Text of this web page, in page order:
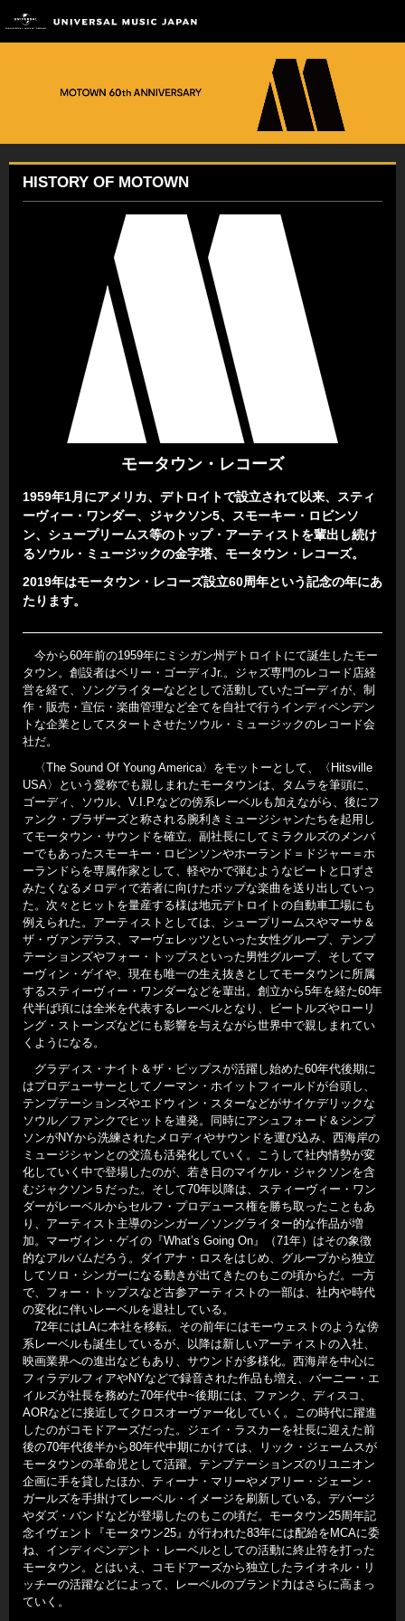
HISTORY OF MOTOWN
モータウン・レコーズ
1959年1月にアメリカ、デトロイトで設立されて以来、スティ
ーヴィー・ワンダー、ジャクソン5、スモーキー・ロビンソ
ン、シュープリームス等のトップ・アーティストを輩出し続け
るソウル・ミュージックの金字塔、モータウン・レコーズ。
2019年はモータウン・レコーズ設立60周年という記念の年にあ
たります。
今から60年前の1959年にミシガン州デトロイトにて誕生したモー
タウン。創設者はベリー・ゴーディJr.。ジャズ専門のレコード店経
営を経て、ソングライターなどとして活動していたゴーディが、制
作・販売・宣伝・楽曲管理など全てを自社で行うインディペンデン
トな企業としてスタートさせたソウル・ミュージックのレコード会
社だ。
〈The Sound Of Young America〉をモットーとして、〈Hitsville
USA〉という愛称でも親しまれたモータウンは、タムラを筆頭に、
ゴーディ、ソウル、V.I.P.などの傍系レーベルも加えながら、後にフ
ァンク・ブラザーズと称される腕利きミュージシャンたちを起用し
てモータウン・サウンドを確立。副社長にしてミラクルズのメンバ
ーでもあったスモーキー・ロビンソンやホーランド＝ドジャー＝ホ
ーランドらを専属作家として、軽やかで弾むようなビートと口ずさ
みたくなるメロディで若者に向けたポップな楽曲を送り出していっ
た。次々とヒットを量産する様は地元デトロイトの自動車工場にも
例えられた。アーティストとしては、シュープリームスやマーサ＆
ザ・ヴァンデラス、マーヴェレッツといった女性グループ、テンプ
テーションズやフォー・トップスといった男性グループ、そしてマ
ーヴィン・ゲイや、現在も唯一の生え抜きとしてモータウンに所属
するスティーヴィー・ワンダーなどを輩出。創立から5年を経た60年
代半ば頃には全米を代表するレーベルとなり、ビートルズやローリ
ング・ストーンズなどにも影響を与えながら世界中で親しまれてい
くようになる。
グラディス・ナイト＆ザ・ピップスが活躍し始めた60年代後期に
はプロデューサーとしてノーマン・ホイットフィールドが台頭し、
テンプテーションズやエドウィン・スターなどがサイケデリックな
ソウル／ファンクでヒットを連発。同時にアシュフォード＆シンプ
ソンがNYから洗練されたメロディやサウンドを運び込み、西海岸の
ミュージシャンとの交流も活発化していく。こうして社内情勢が変
化していく中で登場したのが、若き日のマイケル・ジャクソンを含
むジャクソン５だった。そして70年以降は、スティーヴィー・ワン
ダーがレーベルからセルフ・プロデュース権を勝ち取ったこともあ
り、アーティスト主導のシンガー／ソングライター的な作品が増
加。マーヴィン・ゲイの『What’s Going On』（71年）はその象徴
的なアルバムだろう。ダイアナ・ロスをはじめ、グループから独立
してソロ・シンガーになる動きが出てきたのもこの頃からだ。一方
で、フォー・トップスなど古参アーティストの一部は、社内や時代
の変化に伴いレーベルを退社している。
72年にはLAに本社を移転。その前年にはモーウェストのような傍
系レーベルも誕生しているが、以降は新しいアーティストの入社、
映画業界への進出などもあり、サウンドが多様化。西海岸を中心に
フィラデルフィアやNYなどで録音された作品も増え、バーニー・エ
イルズが社長を務めた70年代中~後期には、ファンク、ディスコ、
AORなどに接近してクロスオーヴァー化していく。この時代に躍進
したのがコモドアーズだった。ジェイ・ラスカーを社長に迎えた前
後の70年代後半から80年代中期にかけては、リック・ジェームスが
モータウンの革命児として活躍。テンプテーションズのリユニオン
企画に手を貸したほか、ティーナ・マリーやメアリー・ジェーン・
ガールズを手掛けてレーベル・イメージを刷新している。デバージ
やダズ・バンドなどが登場したのもこの頃だ。モータウン25周年記
念イヴェント『モータウン25』が行われた83年には配給をMCAに委
ね、インディペンデント・レーベルとしての活動に終止符を打った
モータウン。とはいえ、コモドアーズから独立したライオネル・リ
ッチーの活躍などによって、レーベルのブランド力はさらに高まっ
ていく。